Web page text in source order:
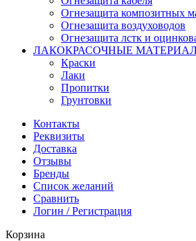
Огнезащита композитных
Огнезащита воздуховодов
Огнезащита лстк и
ЛАКОКРАСОЧНЫЕ
Краски
Лаки
Пропитки
Грунтовки
Контакты
Реквизиты
Доставка
Отзывы
Бренды
Список желаний
Сравнить
Логин / Регистрация
Корзина